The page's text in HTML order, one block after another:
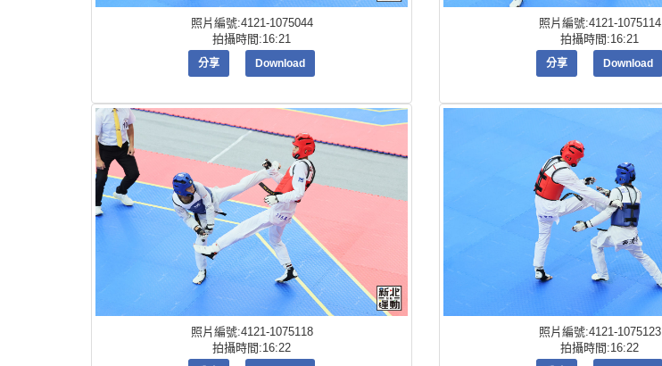
照片編號:4121-1075044
拍攝時間:16:21
分享 Download
照片編號:4121-1075114
拍攝時間:16:21
分享 Download
照片編號:4121-1075118
拍攝時間:16:22
照片編號:4121-1075123
拍攝時間:16:22